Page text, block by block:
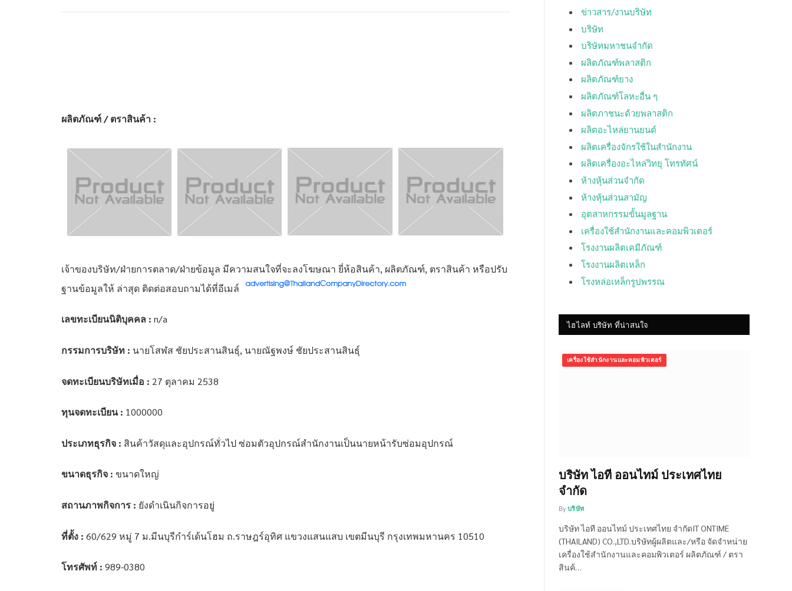
ผลิตภัณฑ์ / ตราสินค้า :
เจ้าของบริษัท/ฝ่ายการตลาด/ฝ่ายข้อมูล มีความสนใจที่จะลงโฆษณา ยี่ห้อสินค้า, ผลิตภัณฑ์, ตราสินค้า หรือปรับ
ฐานข้อมูลให้ ล่าสุด ติดต่อสอบถามได้ที่อีเมล์
เลขทะเบียนนิติบุคคล : n/a
กรรมการบริษัท : นายโสฬส ชัยประสานสินธุ์, นายณัฐพงษ์ ชัยประสานสินธุ์
จดทะเบียนบริษัทเมื่อ : 27 ตุลาคม 2538
ทุนจดทะเบียน : 1000000
ประเภทธุรกิจ : สินค้าวัสดุและอุปกรณ์ทั่วไป ซ่อมตัวอุปกรณ์สำนักงานเป็นนายหน้ารับซ่อมอุปกรณ์
ขนาดธุรกิจ : ขนาดใหญ่
สถานภาพกิจการ : ยังดำเนินกิจการอยู่
ที่ตั้ง : 60/629 หมู่ 7 ม.มีนบุรีกำร์เด้นโฮม ถ.ราษฎร์อุทิศ แขวงแสนแสบ เขตมีนบุรี กรุงเทพมหานคร 10510
โทรศัพท์ : 989-0380
ข่าวสาร/งานบริษัท
บริษัท
บริษัทมหาชนจำกัด
ผลิตภัณฑ์พลาสติก
ผลิตภัณฑ์ยาง
ผลิตภัณฑ์โลหะอื่น ๆ
ผลิตภาชนะด้วยพลาสติก
ผลิตอะไหล่ยานยนต์
ผลิตเครื่องจักรใช้ในสำนักงาน
ผลิตเครื่องอะไหล่วิทยุ โทรทัศน์
ห้างหุ้นส่วนจำกัด
ห้างหุ้นส่วนสามัญ
อุตสาหกรรมขั้นมูลฐาน
เครื่องใช้สำนักงานและคอมพิวเตอร์
โรงงานผลิตเคมีภัณฑ์
โรงงานผลิตเหล็ก
โรงหล่อเหล็กรูปพรรณ
ไฮไลท์ บริษัท ที่น่าสนใจ
เครื่องใช้สำนักงานและคอมพิวเตอร์
บริษัท ไอที ออนไทม์ ประเทศไทย
จำกัด
By บริษัท
บริษัท ไอที ออนไทม์ ประเทศไทย จำกัดIT ONTIME
(THAILAND) CO.,LTD.บริษัทผู้ผลิตและ/หรือ จัดจำหน่าย
เครื่องใช้สำนักงานและคอมพิวเตอร์ ผลิตภัณฑ์ / ตรา
สินค้…